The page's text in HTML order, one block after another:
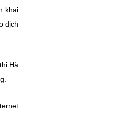
khai
dịch
Hà